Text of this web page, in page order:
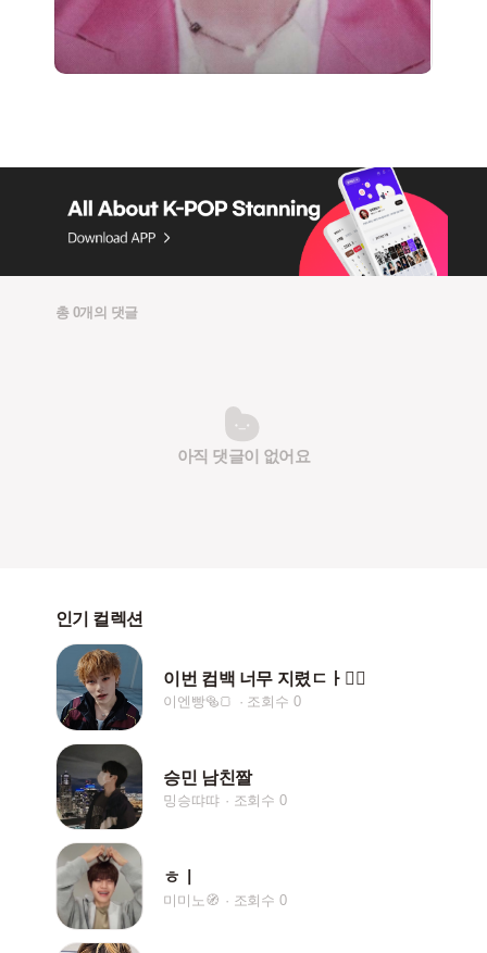
총 0개의 댓글
아직 댓글이 없어요
인기 컬렉션
이번 컴백 너무 지렸ㄷㅏ❤️‍🔥
이엔빵🥯🍞 조회수 0
승민 남친짤
밍승땨땨 조회수 0
ㅎㅣ
미미노🧭 조회수 0